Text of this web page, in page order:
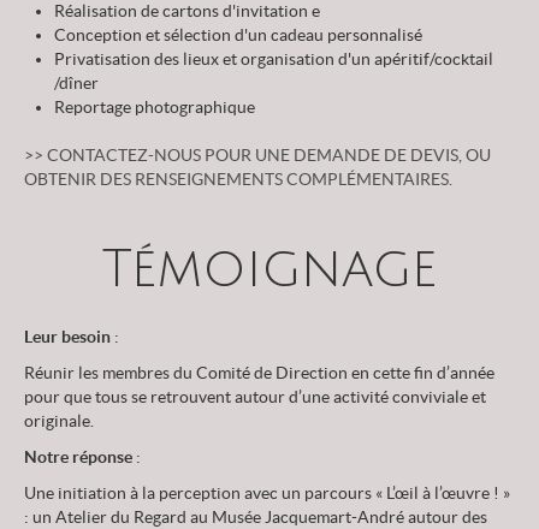
Réalisation de cartons d'invitation e
Conception et sélection d'un cadeau personnalisé
Privatisation des lieux et organisation d'un apéritif/cocktail
/dîner
Reportage photographique
>> CONTACTEZ-NOUS POUR UNE DEMANDE DE DEVIS, OU
OBTENIR DES RENSEIGNEMENTS COMPLÉMENTAIRES.
Témoignage
Leur besoin :
Réunir les membres du Comité de Direction en cette fin d’année
pour que tous se retrouvent autour d’une activité conviviale et
originale.
Notre réponse :
Une initiation à la perception avec un parcours « L’œil à l’œuvre ! »
: un Atelier du Regard au Musée Jacquemart-André autour des